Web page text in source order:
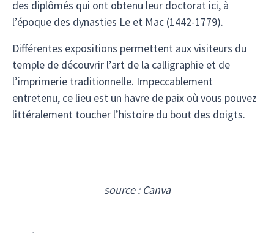
des diplômés qui ont obtenu leur doctorat ici, à
l’époque des dynasties Le et Mac (1442-1779).
Différentes expositions permettent aux visiteurs du
temple de découvrir l’art de la calligraphie et de
l’imprimerie traditionnelle. Impeccablement
entretenu, ce lieu est un havre de paix où vous pouvez
littéralement toucher l’histoire du bout des doigts.
source : Canva